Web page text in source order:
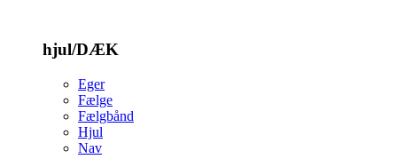
hjul/DÆK
Eger
Fælge
Fælgbånd
Hjul
Nav